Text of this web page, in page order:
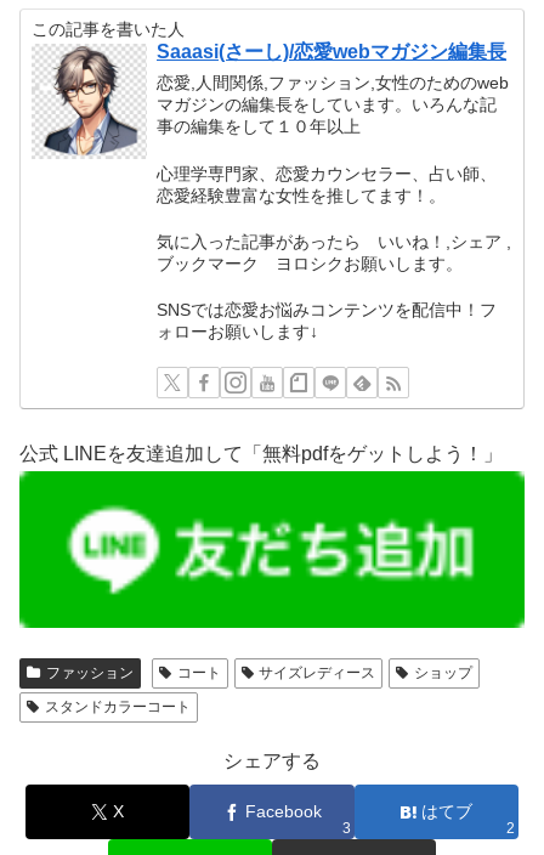
この記事を書いた人
Saaasi(さーし)/恋愛webマガジン編集長
恋愛,人間関係,ファッション,女性のためのweb
マガジンの編集長をしています。いろんな記
事の編集をして１０年以上
心理学専門家、恋愛カウンセラー、占い師、
恋愛経験豊富な女性を推してます！。
気に入った記事があったら いいね！,シェア ,
ブックマーク ヨロシクお願いします。
SNSでは恋愛お悩みコンテンツを配信中！フ
ォローお願いします↓
公式 LINEを友達追加して「無料pdfをゲットしよう！」
ファッション コート サイズレディース
ショップ
スタンドカラーコート
シェアする
X Facebook
3
はてブ
2